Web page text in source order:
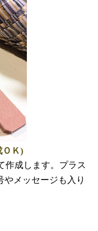
ＯＫ)
作成します。プラス
メッセージも入り